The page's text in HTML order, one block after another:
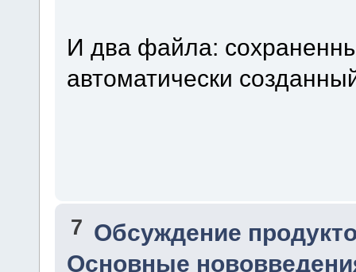
И два файла:
автоматически
7 Обсуждение
Основные